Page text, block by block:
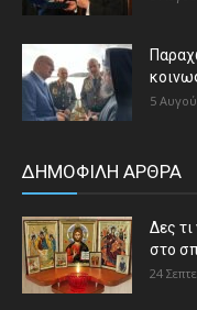
5
ΔΗΜΟΦΙΛΗ ΑΡΘΡΑ
Δες τι
στο
24